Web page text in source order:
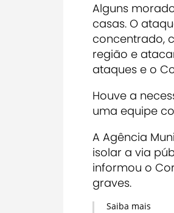
Alguns
casas. O
concentrado,
região e
ataques e o
Houve a
uma equipe
A Agência
isolar a via
informou o
graves.
Saiba mais